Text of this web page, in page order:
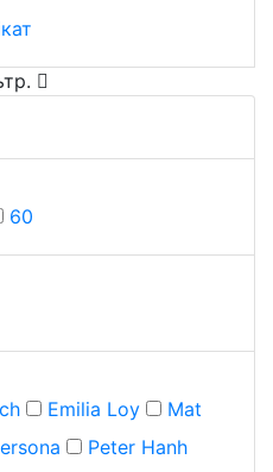
.
60
Emilia Loy
Mat
Peter Hanh